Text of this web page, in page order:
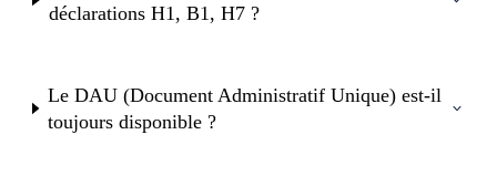
déclarations H1, B1, H7 ?
Le DAU (Document Administratif Unique) est-il
toujours disponible ?